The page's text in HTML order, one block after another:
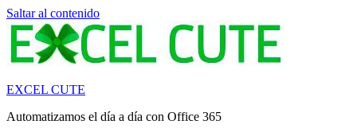
Saltar al contenido
EXCEL CUTE
Automatizamos el día a día con Office 365